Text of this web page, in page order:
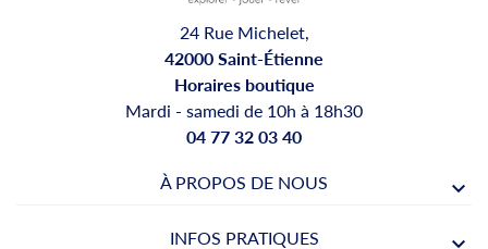
24 Rue Michelet,
42000 Saint-Étienne
Horaires boutique
Mardi - samedi de 10h à 18h30
04 77 32 03 40
À PROPOS DE NOUS
INFOS PRATIQUES